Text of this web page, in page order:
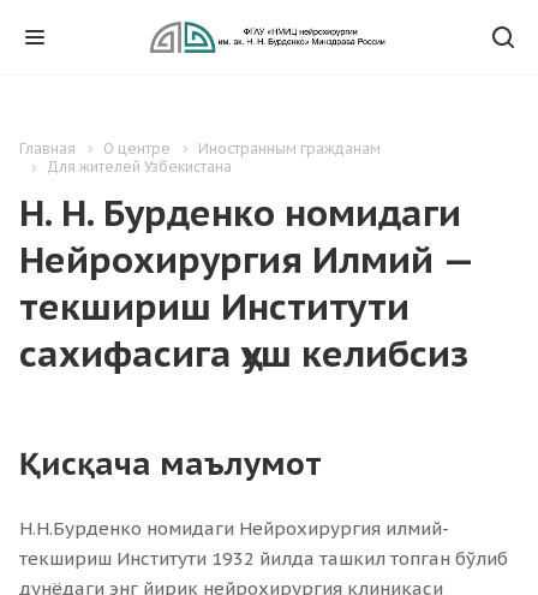
Главная О центре
Иностранным гражданам
Для жителей Узбекистана
Н. Н. Бурденко номидаги
Нейрохирургия Илмий —
текшириш Институти
сахифасига ҳуш келибсиз
Қисқача маълумот
Н.Н.Бурденко номидаги Нейрохирургия илмий-
текшириш Институти 1932 йилда ташкил топган бўлиб
дунёдаги энг йирик нейрохирургия клиникаси